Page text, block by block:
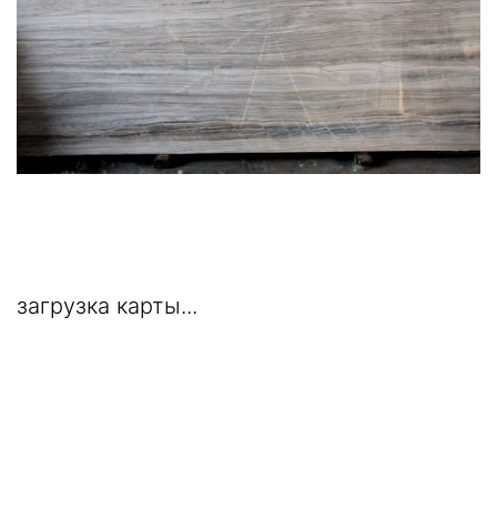
загрузка карты...